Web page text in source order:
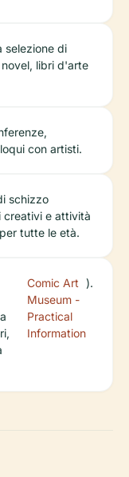
selezione di
libri d'arte
con artisti.
schizzo
creativi e attività
tutte le età.
Comic Art
Museum -
Practical
Information
).